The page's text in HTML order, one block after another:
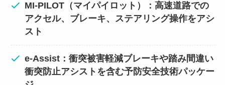
MI-PILOT（マイパイロット）：高速道路での
アクセル、ブレーキ、ステアリング操作をアシ
スト
e-Assist：衝突被害軽減ブレーキや踏み間違い
衝突防止アシストを含む予防安全技術パッケー